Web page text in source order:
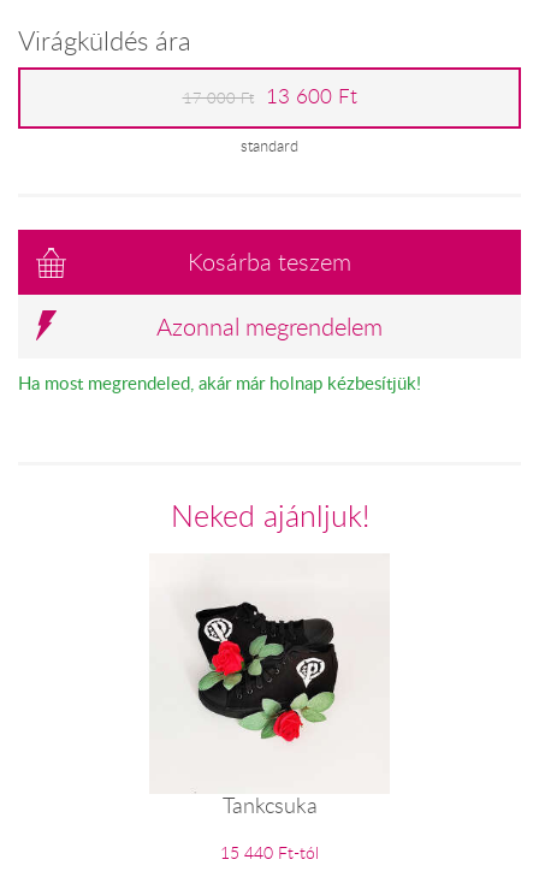
Virágküldés ára
17 000 Ft 13 600 Ft
standard
Kosárba teszem
Azonnal megrendelem
Ha most megrendeled, akár már holnap kézbesítjük!
Neked ajánljuk!
Tankcsuka
15 440 Ft-tól